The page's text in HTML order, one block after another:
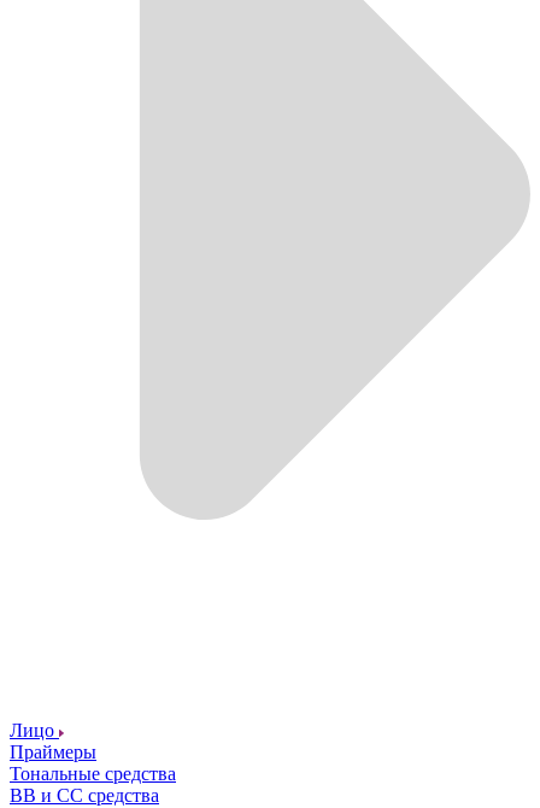
Лицо
Праймеры
Тональные средства
ВВ и СС средства